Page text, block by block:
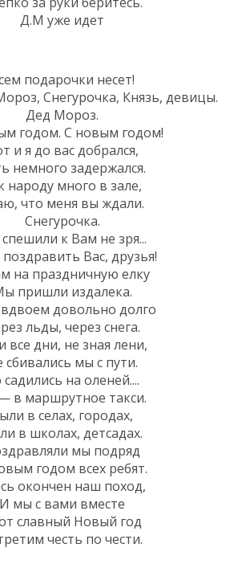
Д.М уже идет
подарочки несет!
Снегурочка, Князь, девицы.
Дед Мороз.
годом. С новым годом!
и я до вас добрался,
немного задержался.
народу много в зале,
что меня вы ждали.
Снегурочка.
к Вам не зря...
Вас, друзья!
на праздничную елку
пришли издалека.
довольно долго
льды, через снега.
все дни, не зная лени,
сбивались мы с пути.
садились на оленей....
в маршрутное такси.
в селах, городах,
в школах, детсадах.
мы подряд
годом всех ребят.
окончен наш поход,
И мы с вами вместе
славный Новый год
честь по чести.